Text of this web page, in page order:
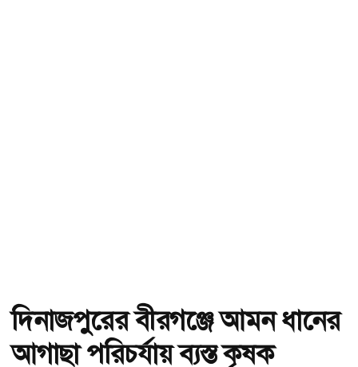
দিনাজপুরের বীরগঞ্জে আমন ধানের
আগাছা পরিচর্যায় ব্যস্ত কৃষক